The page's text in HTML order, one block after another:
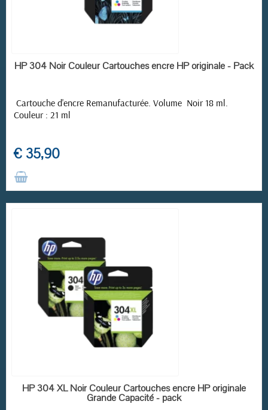
RUPTURE DE STOCK
HP 304 Noir Couleur Cartouches encre HP originale - Pack
Cartouche d'encre Remanufacturée. Volume Noir 18 ml.
Couleur : 21 ml
€ 35,90
RUPTURE DE STOCK
HP 304 XL Noir Couleur Cartouches encre HP originale
Grande Capacité - pack